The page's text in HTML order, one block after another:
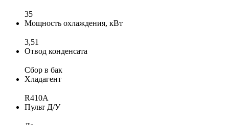
35
Мощность охлаждения, кВт
3,51
Отвод конденсата
Сбор в бак
Хладагент
R410A
Пульт Д/У